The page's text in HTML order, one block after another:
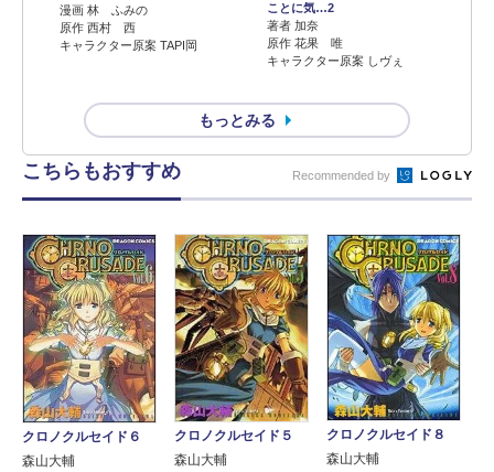
漫画 林 ふみの
原作 西村 西
キャラクター原案 TAPI岡
ことに気…2
著者 加奈
原作 花果 唯
キャラクター原案 しヴぇ
もっとみる
こちらもおすすめ Recommended by
クロノクルセイド６
森山大輔
クロノクルセイド５
森山大輔
クロノクルセイド８
森山大輔